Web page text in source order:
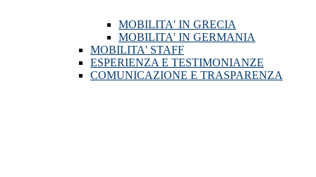
MOBILITA' IN GRECIA
MOBILITA' IN GERMANIA
MOBILITA' STAFF
ESPERIENZA E TESTIMONIANZE
COMUNICAZIONE E TRASPARENZA